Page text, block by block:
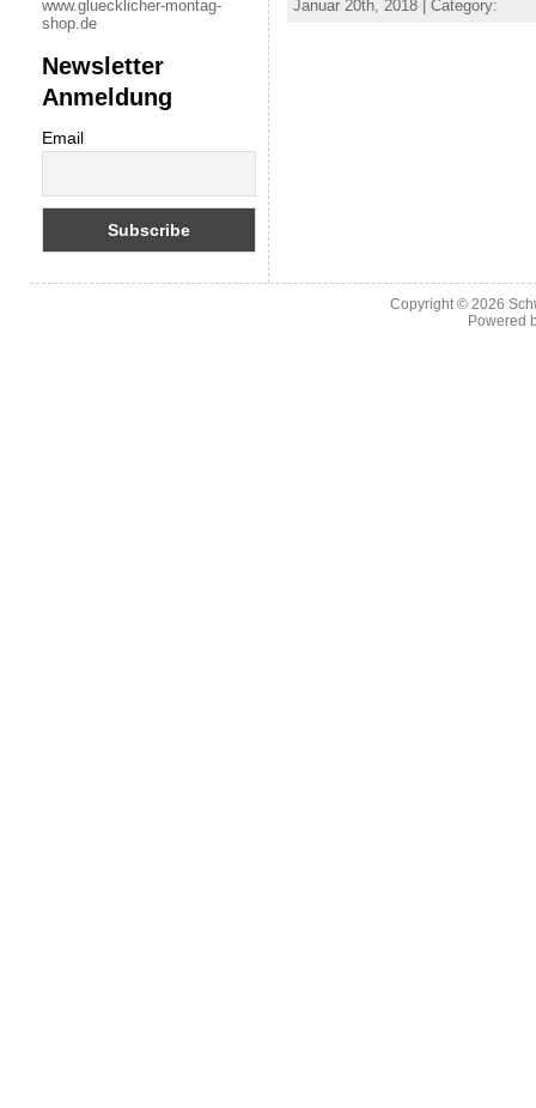
www.gluecklicher-montag-
shop.de
Newsletter
Anmeldung
Email
Januar 20th, 2018 | Category:
Copyright © 2026
Powered